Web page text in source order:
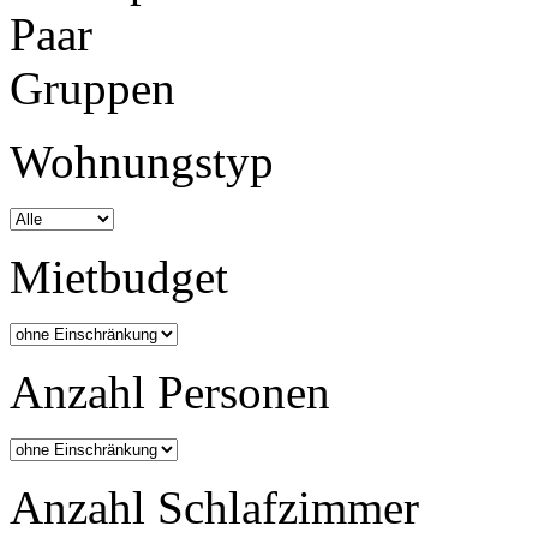
Paar
Gruppen
Wohnungstyp
Mietbudget
Anzahl Personen
Anzahl Schlafzimmer